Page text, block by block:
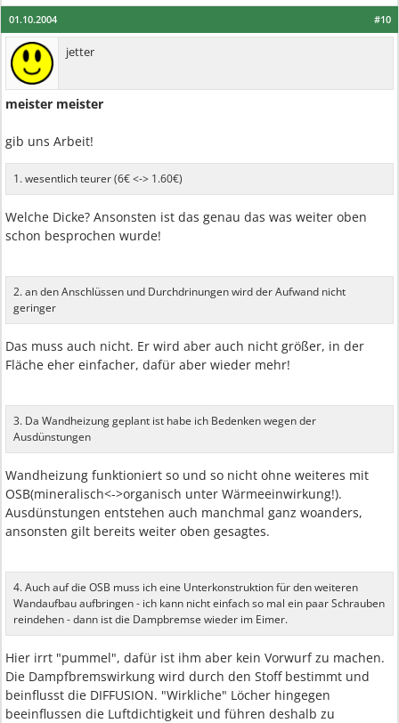
#10
01.10.2004
jetter
meister meister
gib uns Arbeit!
1. wesentlich teurer (6€ <-> 1.60€)
Welche Dicke? Ansonsten ist das genau das was weiter oben
schon besprochen wurde!
2. an den Anschlüssen und Durchdrinungen wird der Aufwand nicht
geringer
Das muss auch nicht. Er wird aber auch nicht größer, in der
Fläche eher einfacher, dafür aber wieder mehr!
3. Da Wandheizung geplant ist habe ich Bedenken wegen der
Ausdünstungen
Wandheizung funktioniert so und so nicht ohne weiteres mit
OSB(mineralisch<->organisch unter Wärmeeinwirkung!).
Ausdünstungen entstehen auch manchmal ganz woanders,
ansonsten gilt bereits weiter oben gesagtes.
4. Auch auf die OSB muss ich eine Unterkonstruktion für den weiteren
Wandaufbau aufbringen - ich kann nicht einfach so mal ein paar Schrauben
reindehen - dann ist die Dampbremse wieder im Eimer.
Hier irrt "pummel", dafür ist ihm aber kein Vorwurf zu machen.
Die Dampfbremswirkung wird durch den Stoff bestimmt und
beinflusst die DIFFUSION. "Wirkliche" Löcher hingegen
beeinflussen die Luftdichtigkeit und führen deshalb zu